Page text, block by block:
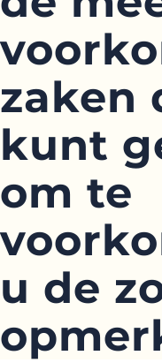
zaken
kunt
om te
u de